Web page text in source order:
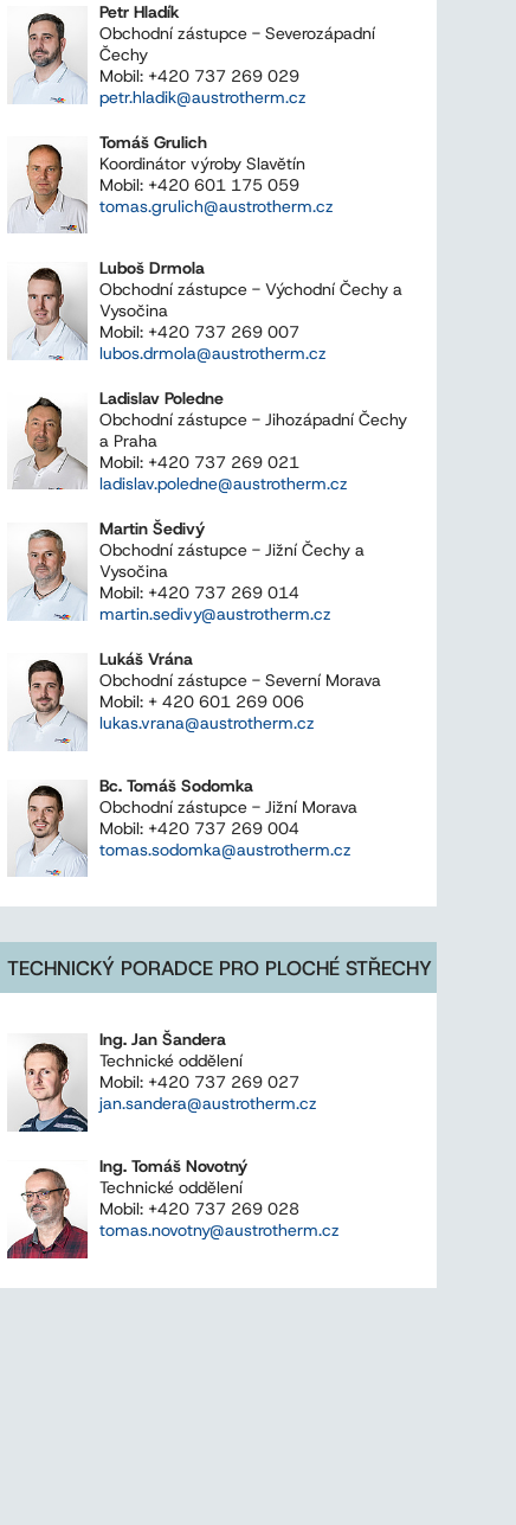
Petr Hladík
Obchodní zástupce - Severozápadní
Čechy
Mobil: +420 737 269 029
petr.hladik@austrotherm.cz
Tomáš Grulich
Koordinátor výroby Slavětín
Mobil: +420 601 175 059
tomas.grulich@austrotherm.cz
Luboš Drmola
Obchodní zástupce - Východní Čechy a
Vysočina
Mobil: +420 737 269 007
lubos.drmola@austrotherm.cz
Ladislav Poledne
Obchodní zástupce - Jihozápadní Čechy
a Praha
Mobil: +420 737 269 021
ladislav.poledne@austrotherm.cz
Martin Šedivý
Obchodní zástupce - Jižní Čechy a
Vysočina
Mobil: +420 737 269 014
martin.sedivy@austrotherm.cz
Lukáš Vrána
Obchodní zástupce - Severní Morava
Mobil: + 420 601 269 006
lukas.vrana@austrotherm.cz
Bc. Tomáš Sodomka
Obchodní zástupce - Jižní Morava
Mobil: +420 737 269 004
tomas.sodomka@austrotherm.cz
TECHNICKÝ PORADCE PRO PLOCHÉ STŘECHY
Ing. Jan Šandera
Technické oddělení
Mobil: +420 737 269 027
jan.sandera@austrotherm.cz
Ing. Tomáš Novotný
Technické oddělení
Mobil: +420 737 269 028
tomas.novotny@austrotherm.cz